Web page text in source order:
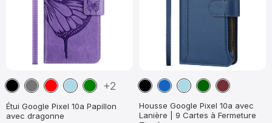
NoirGrisRouge
BleuVert +2
Étui Google Pixel 10a Papillon
avec dragonne
NoirBleuBleuVertVin
Housse Google Pixel 10a avec
Lanière | 9 Cartes à Fermeture